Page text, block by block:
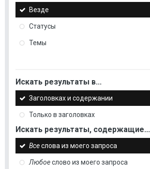
Везде
Статусы
Темы
Искать результаты в...
Заголовках и содержании
Только в заголовках
Искать результаты, содержащие...
Всеслова из моего запроса
Любоеслово из моего запроса